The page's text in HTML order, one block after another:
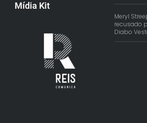
Mídia Kit
Meryl
recusado
Diabo